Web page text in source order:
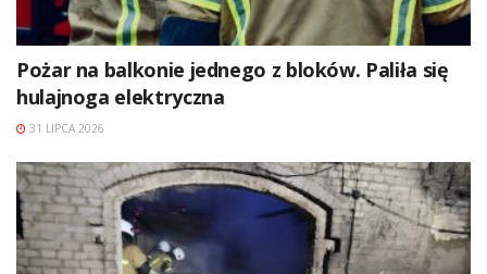
Pożar na balkonie jednego z bloków. Paliła się
hulajnoga elektryczna
31 LIPCA 2026